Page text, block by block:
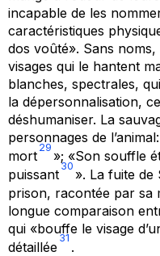
incapable de les
caractéristiques
dos voûté». Sans
visages qui le hantent
blanches, spectrales,
la dépersonnalisation,
déshumaniser. La
personnages de
mort
29
»; «Son souffle
puissant
30
». La fuite de
prison, racontée par sa
longue comparaison
qui «bouffe le visage
détaillée
31
.